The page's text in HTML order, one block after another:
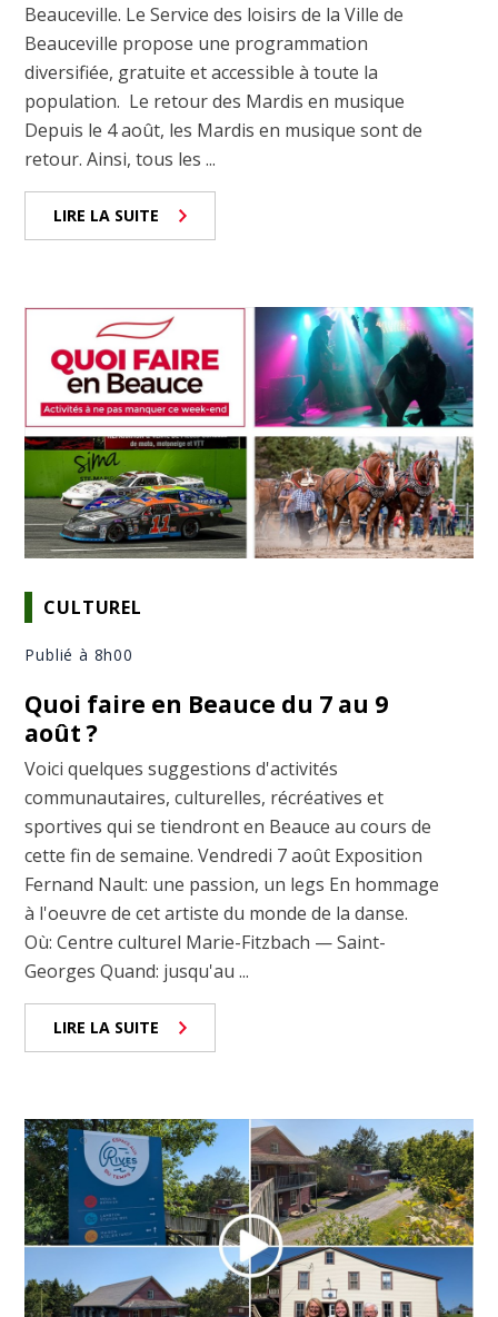
Beauceville. Le Service des loisirs de la Ville de
Beauceville propose une programmation
diversifiée, gratuite et accessible à toute la
population. Le retour des Mardis en musique
Depuis le 4 août, les Mardis en musique sont de
retour. Ainsi, tous les ...
LIRE LA SUITE
CULTUREL
Publié à 8h00
Quoi faire en Beauce du 7 au 9
août ?
Voici quelques suggestions d'activités
communautaires, culturelles, récréatives et
sportives qui se tiendront en Beauce au cours de
cette fin de semaine. Vendredi 7 août Exposition
Fernand Nault: une passion, un legs En hommage
à l'oeuvre de cet artiste du monde de la danse.
Où: Centre culturel Marie-Fitzbach — Saint-
Georges Quand: jusqu'au ...
LIRE LA SUITE